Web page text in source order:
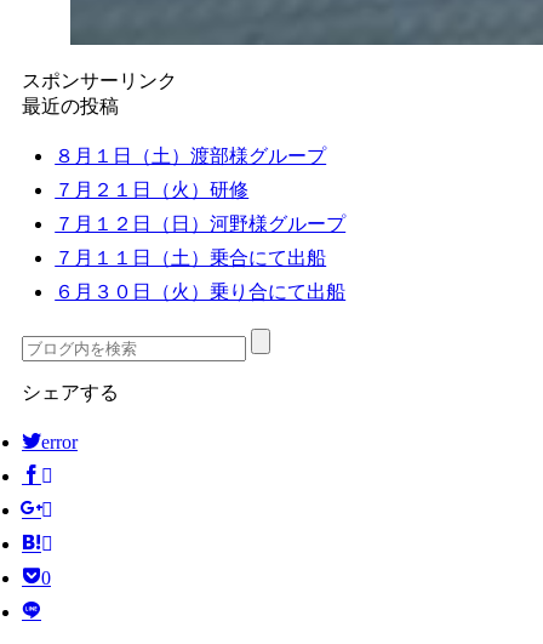
スポンサーリンク
最近の投稿
８月１日（土）渡部様グループ
７月２１日（火）研修
７月１２日（日）河野様グループ
７月１１日（土）乗合にて出船
６月３０日（火）乗り合にて出船
シェアする
error
0